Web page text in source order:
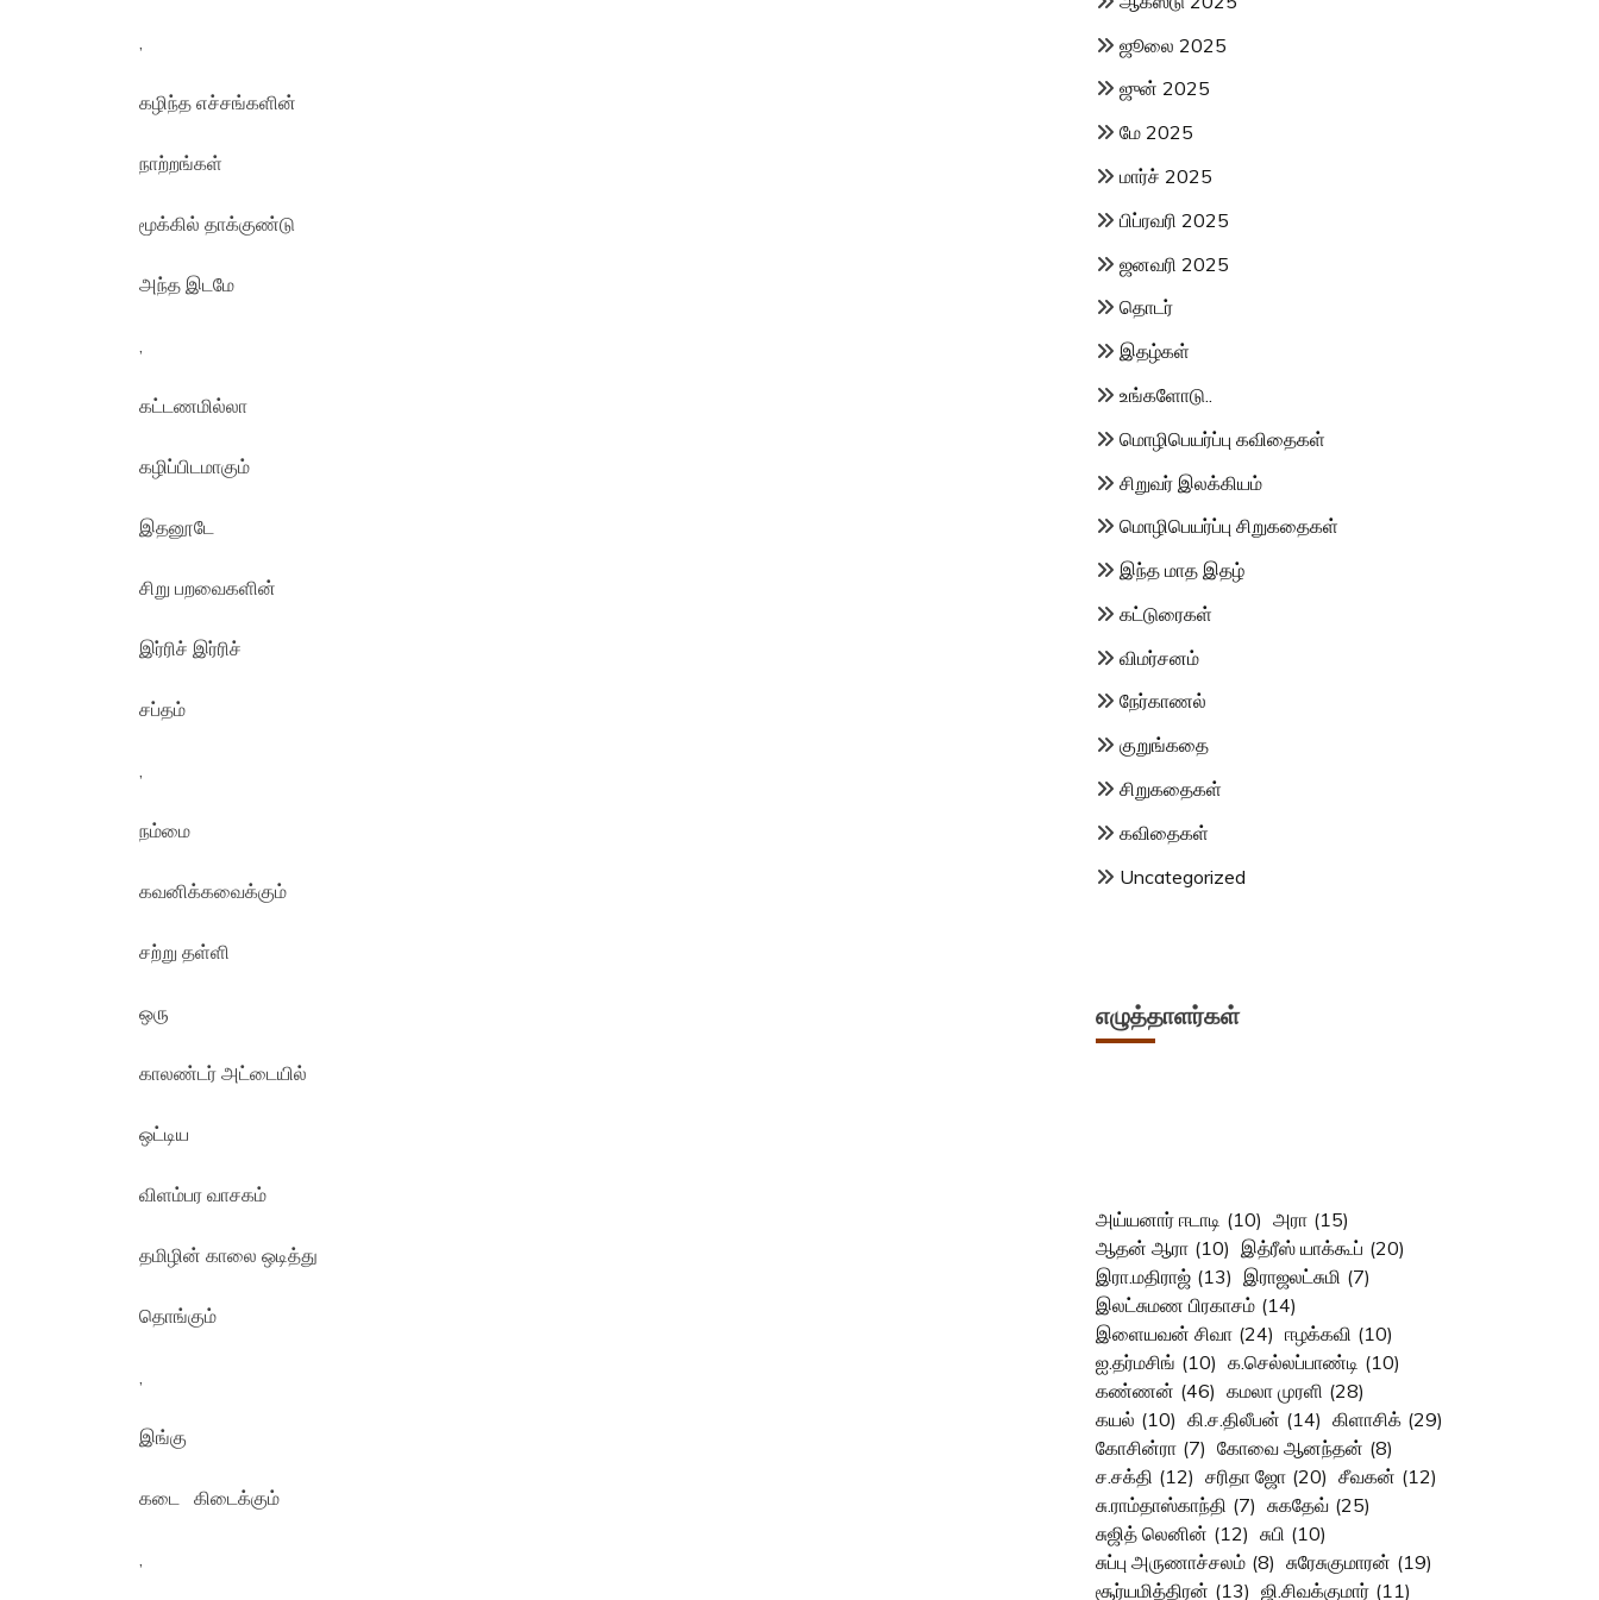
,
கழிந்த எச்சங்களின்
நாற்றங்கள்
மூக்கில் தாக்குண்டு
அந்த இடமே
,
கட்டணமில்லா
கழிப்பிடமாகும்
இதனூடே
சிறு பறவைகளின்
இர்ரிச் இர்ரிச்
சப்தம்
,
நம்மை
கவனிக்கவைக்கும்
சற்று தள்ளி
ஒரு
காலண்டர் அட்டையில்
ஒட்டிய
விளம்பர வாசகம்
தமிழின் காலை ஒடித்து
தொங்கும்
,
இங்கு
கடை கிடைக்கும்
,
ஜூலை 2025
ஜுன் 2025
மே 2025
மார்ச் 2025
பிப்ரவரி 2025
ஜனவரி 2025
தொடர்
இதழ்கள்
உங்களோடு..
மொழிபெயர்ப்பு கவிதைகள்
சிறுவர் இலக்கியம்
மொழிபெயர்ப்பு சிறுகதைகள்
இந்த மாத இதழ்
கட்டுரைகள்
விமர்சனம்
நேர்காணல்
குறுங்கதை
சிறுகதைகள்
கவிதைகள்
Uncategorized
எழுத்தாளர்கள்
அய்யனார் ஈடாடி (10) அரா (15)
ஆதன் ஆரா (10) இத்ரீஸ் யாக்கூப் (20)
இரா.மதிராஜ் (13) இராஜலட்சுமி (7)
இலட்சுமண பிரகாசம் (14)
இளையவன் சிவா (24) ஈழக்கவி (10)
ஐ.தர்மசிங் (10) க.செல்லப்பாண்டி (10)
கண்ணன் (46) கமலா முரளி (28)
கயல் (10) கி.ச.திலீபன் (14) கிளாசிக் (29)
கோசின்ரா (7) கோவை ஆனந்தன் (8)
ச.சக்தி (12) சரிதா ஜோ (20) சீவகன் (12)
சு.ராம்தாஸ்காந்தி (7) சுகதேவ் (25)
சுஜித் லெனின் (12) சுபி (10)
சுப்பு அருணாச்சலம் (8) சுரேசுகுமாரன் (19)
சூர்யமித்திரன் (13) ஜி.சிவக்குமார் (11)